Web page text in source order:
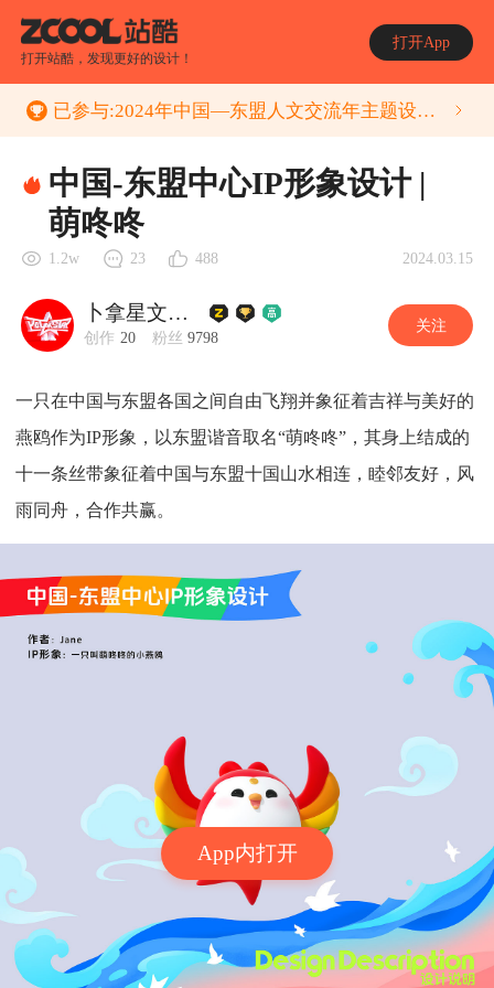
打开站酷，发现更好的设计！
打开App
App内打开
已参与:2024年中国—东盟人文交流年主题设计大赛
中国-东盟中心IP形象设计 |
萌咚咚
1.2w 23 488 2024.03.15
卜拿星文化Jane
创作 20 粉丝 9798
关注
一只在中国与东盟各国之间自由飞翔并象征着吉祥与美好的
燕鸥作为IP形象，以东盟谐音取名“萌咚咚”，其身上结成的
十一条丝带象征着中国与东盟十国山水相连，睦邻友好，风
雨同舟，合作共赢。